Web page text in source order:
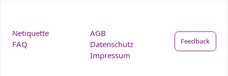
Netiquette
FAQ
AGB
Datenschutz
Impressum
Feedback